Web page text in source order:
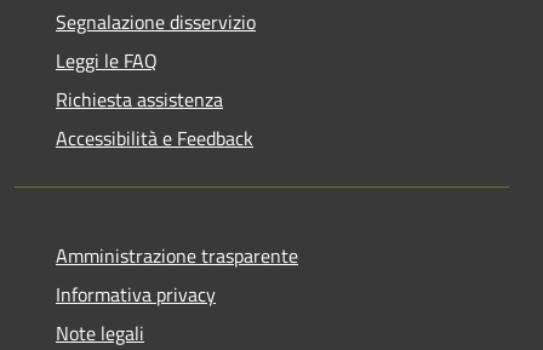
Segnalazione disservizio
Leggi le FAQ
Richiesta assistenza
Accessibilità e Feedback
Amministrazione trasparente
Informativa privacy
Note legali